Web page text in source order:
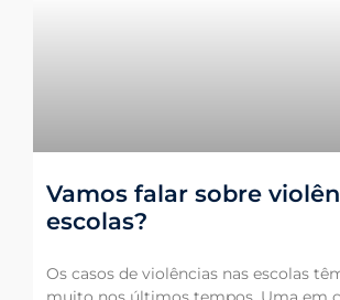
Vamos falar sobre
escolas?
Os casos de violências nas escolas